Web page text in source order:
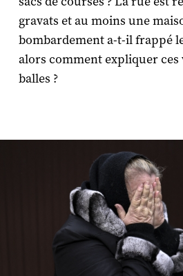
gravats et au moins une
bombardement a-t-il frappé
alors comment expliquer
balles ?